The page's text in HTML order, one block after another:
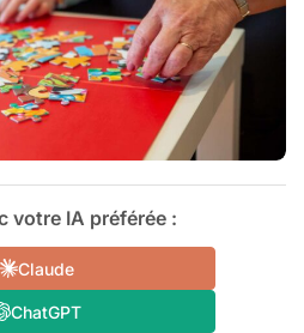
votre IA préférée :
Claude
ChatGPT